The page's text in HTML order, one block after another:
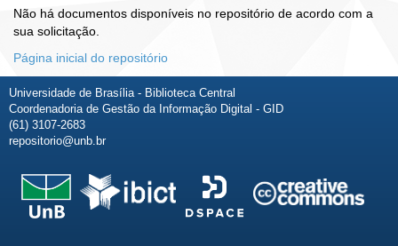
Não há documentos disponíveis no repositório de acordo com a
sua solicitação.
Página inicial do repositório
Universidade de Brasília - Biblioteca Central
Coordenadoria de Gestão da Informação Digital - GID
(61) 3107-2683
repositorio@unb.br